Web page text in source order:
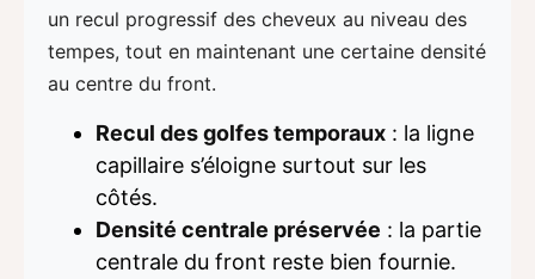
un recul progressif des cheveux au niveau des
tempes, tout en maintenant une certaine densité
au centre du front.
Recul des golfes temporaux : la ligne
capillaire s’éloigne surtout sur les
côtés.
Densité centrale préservée : la partie
centrale du front reste bien fournie.